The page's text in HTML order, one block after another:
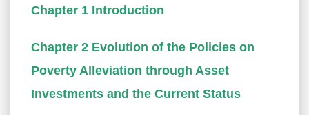
Chapter 1 Introduction
Chapter 2 Evolution of the Policies on
Poverty Alleviation through Asset
Investments and the Current Status